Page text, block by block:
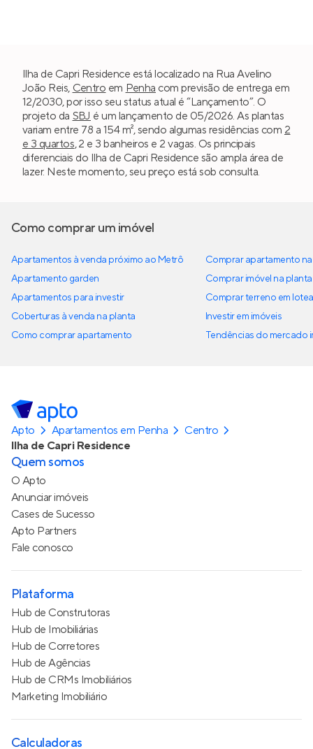
Ilha de Capri Residence está localizado na Rua Avelino
João Reis, Centro em Penha com previsão de entrega em
12/2030, por isso seu status atual é “Lançamento”. O
projeto da SBJ é um lançamento de 05/2026. As plantas
variam entre 78 a 154 m², sendo algumas residências com 2
e 3 quartos, 2 e 3 banheiros e 2 vagas. Os principais
diferenciais do Ilha de Capri Residence são ampla área de
lazer. Neste momento, seu preço está sob consulta.
Como comprar um imóvel
Apartamentos à venda próximo ao Metrô
Apartamento garden
Apartamentos para investir
Coberturas à venda na planta
Como comprar apartamento
Comprar apartamento
Comprar imóvel na planta
Comprar terreno em
Investir em imóveis
Tendências do mercado
Apto Apartamentos em Penha
Centro
Ilha de Capri Residence
Quem somos
O Apto
Anunciar imóveis
Cases de Sucesso
Apto Partners
Fale conosco
Plataforma
Hub de Construtoras
Hub de Imobiliárias
Hub de Corretores
Hub de Agências
Hub de CRMs Imobiliários
Marketing Imobiliário
Calculadoras